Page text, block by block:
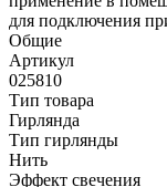
для подключения
Общие
Артикул
025810
Тип товара
Гирлянда
Тип гирлянды
Нить
Эффект свечения